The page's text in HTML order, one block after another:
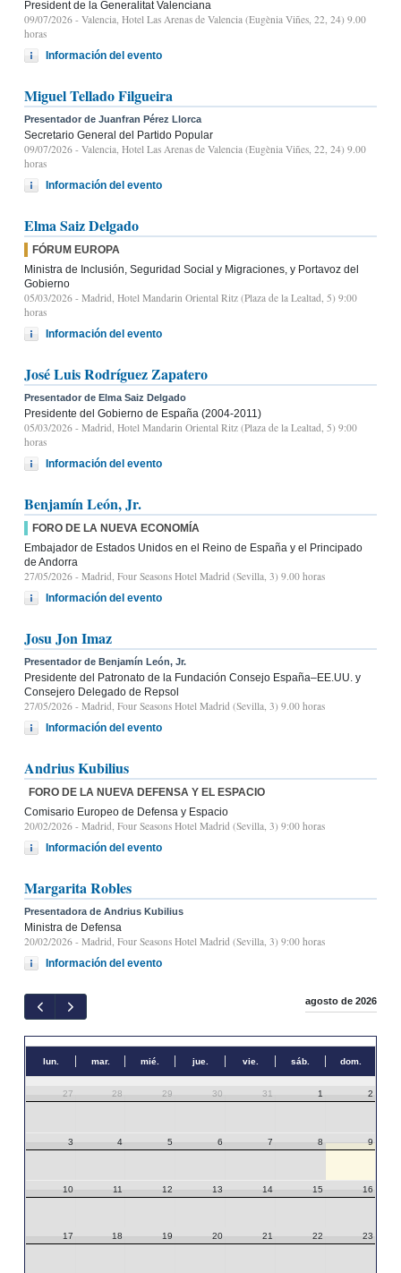
President de la Generalitat Valenciana
09/07/2026 - Valencia, Hotel Las Arenas de Valencia (Eugènia Viñes, 22, 24) 9.00
horas
Información del evento
Miguel Tellado Filgueira
Presentador de Juanfran Pérez Llorca
Secretario General del Partido Popular
09/07/2026 - Valencia, Hotel Las Arenas de Valencia (Eugènia Viñes, 22, 24) 9.00
horas
Información del evento
Elma Saiz Delgado
FÓRUM EUROPA
Ministra de Inclusión, Seguridad Social y Migraciones, y Portavoz del
Gobierno
05/03/2026 - Madrid, Hotel Mandarin Oriental Ritz (Plaza de la Lealtad, 5) 9:00
horas
Información del evento
José Luis Rodríguez Zapatero
Presentador de Elma Saiz Delgado
Presidente del Gobierno de España (2004-2011)
05/03/2026 - Madrid, Hotel Mandarin Oriental Ritz (Plaza de la Lealtad, 5) 9:00
horas
Información del evento
Benjamín León, Jr.
FORO DE LA NUEVA ECONOMÍA
Embajador de Estados Unidos en el Reino de España y el Principado
de Andorra
27/05/2026 - Madrid, Four Seasons Hotel Madrid (Sevilla, 3) 9.00 horas
Información del evento
Josu Jon Imaz
Presentador de Benjamín León, Jr.
Presidente del Patronato de la Fundación Consejo España–EE.UU. y
Consejero Delegado de Repsol
27/05/2026 - Madrid, Four Seasons Hotel Madrid (Sevilla, 3) 9.00 horas
Información del evento
Andrius Kubilius
FORO DE LA NUEVA DEFENSA Y EL ESPACIO
Comisario Europeo de Defensa y Espacio
20/02/2026 - Madrid, Four Seasons Hotel Madrid (Sevilla, 3) 9:00 horas
Información del evento
Margarita Robles
Presentadora de Andrius Kubilius
Ministra de Defensa
20/02/2026 - Madrid, Four Seasons Hotel Madrid (Sevilla, 3) 9:00 horas
Información del evento
agosto de 2026
lun. mar. mié. jue. vie. sáb. dom.
27 28 29 30 31 1 2
3 4 5 6 7 8 9
10 11 12 13 14 15 16
17 18 19 20 21 22 23